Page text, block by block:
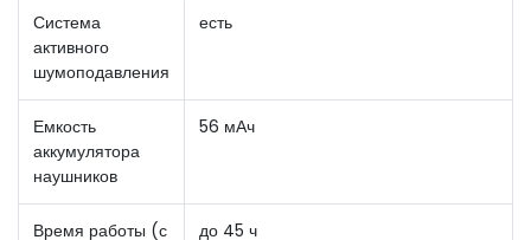
Система
активного
шумоподавления
есть
Емкость
аккумулятора
наушников
56 мАч
Время работы (с
до 45 ч